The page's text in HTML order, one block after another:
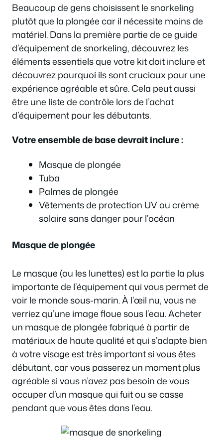
Beaucoup de gens choisissent le snorkeling
plutôt que la plongée car il nécessite moins de
matériel. Dans la première partie de ce guide
d’équipement de snorkeling, découvrez les
éléments essentiels que votre kit doit inclure et
découvrez pourquoi ils sont cruciaux pour une
expérience agréable et sûre. Cela peut aussi
être une liste de contrôle lors de l’achat
d’équipement pour les débutants.
Votre ensemble de base devrait inclure :
Masque de plongée
Tuba
Palmes de plongée
Vêtements de protection UV ou crème
solaire sans danger pour l’océan
Masque de plongée
Le masque (ou les lunettes) est la partie la plus
importante de l’équipement qui vous permet de
voir le monde sous-marin. À l’œil nu, vous ne
verriez qu’une image floue sous l’eau. Acheter
un masque de plongée fabriqué à partir de
matériaux de haute qualité et qui s’adapte bien
à votre visage est très important si vous êtes
débutant, car vous passerez un moment plus
agréable si vous n’avez pas besoin de vous
occuper d’un masque qui fuit ou se casse
pendant que vous êtes dans l’eau.